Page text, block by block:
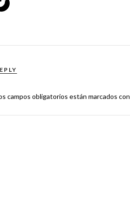
campos obligatorios están marcados con